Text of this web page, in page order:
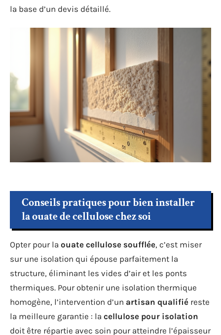
la base d’un devis détaillé.
Conseils pratiques pour bien installer
la ouate de cellulose chez soi
Opter pour la ouate cellulose soufflée, c’est miser
sur une isolation qui épouse parfaitement la
structure, éliminant les vides d’air et les ponts
thermiques. Pour obtenir une isolation thermique
homogène, l’intervention d’un artisan qualifié reste
la meilleure garantie : la cellulose pour isolation
doit être répartie avec soin pour atteindre l’épaisseur